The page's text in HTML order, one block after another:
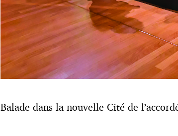
Balade dans la nouvelle Cité de